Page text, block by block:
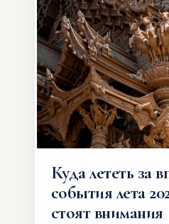
и Африка —
способен подарить
формат путешествия.
Куда лететь за
события лета
стоят внимания